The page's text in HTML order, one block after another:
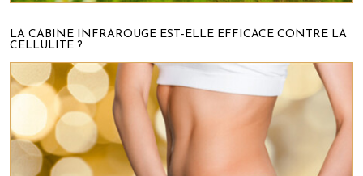
LA CABINE INFRAROUGE EST-ELLE EFFICACE CONTRE LA
CELLULITE ?